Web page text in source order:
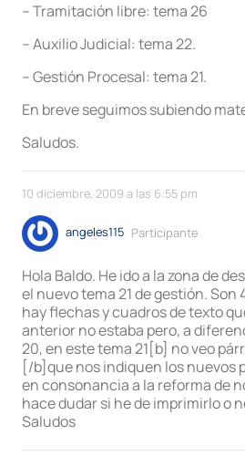
– Tramitación libre: tema 26
– Auxilio Judicial: tema 22.
– Gestión Procesal: tema 21.
En breve seguimos subiendo
Saludos.
10 diciembre, 2009 a las 6:55 pm
angeles115 Participante
Hola Baldo. He ido a la zona de
el nuevo tema 21 de gestión. Son
hay flechas y cuadros de texto
anterior no estaba pero, a
20, en este tema 21[b] no veo
[/b]que nos indiquen los nuevos
en consonancia a la reforma de
hace dudar si he de imprimirlo o
Saludos